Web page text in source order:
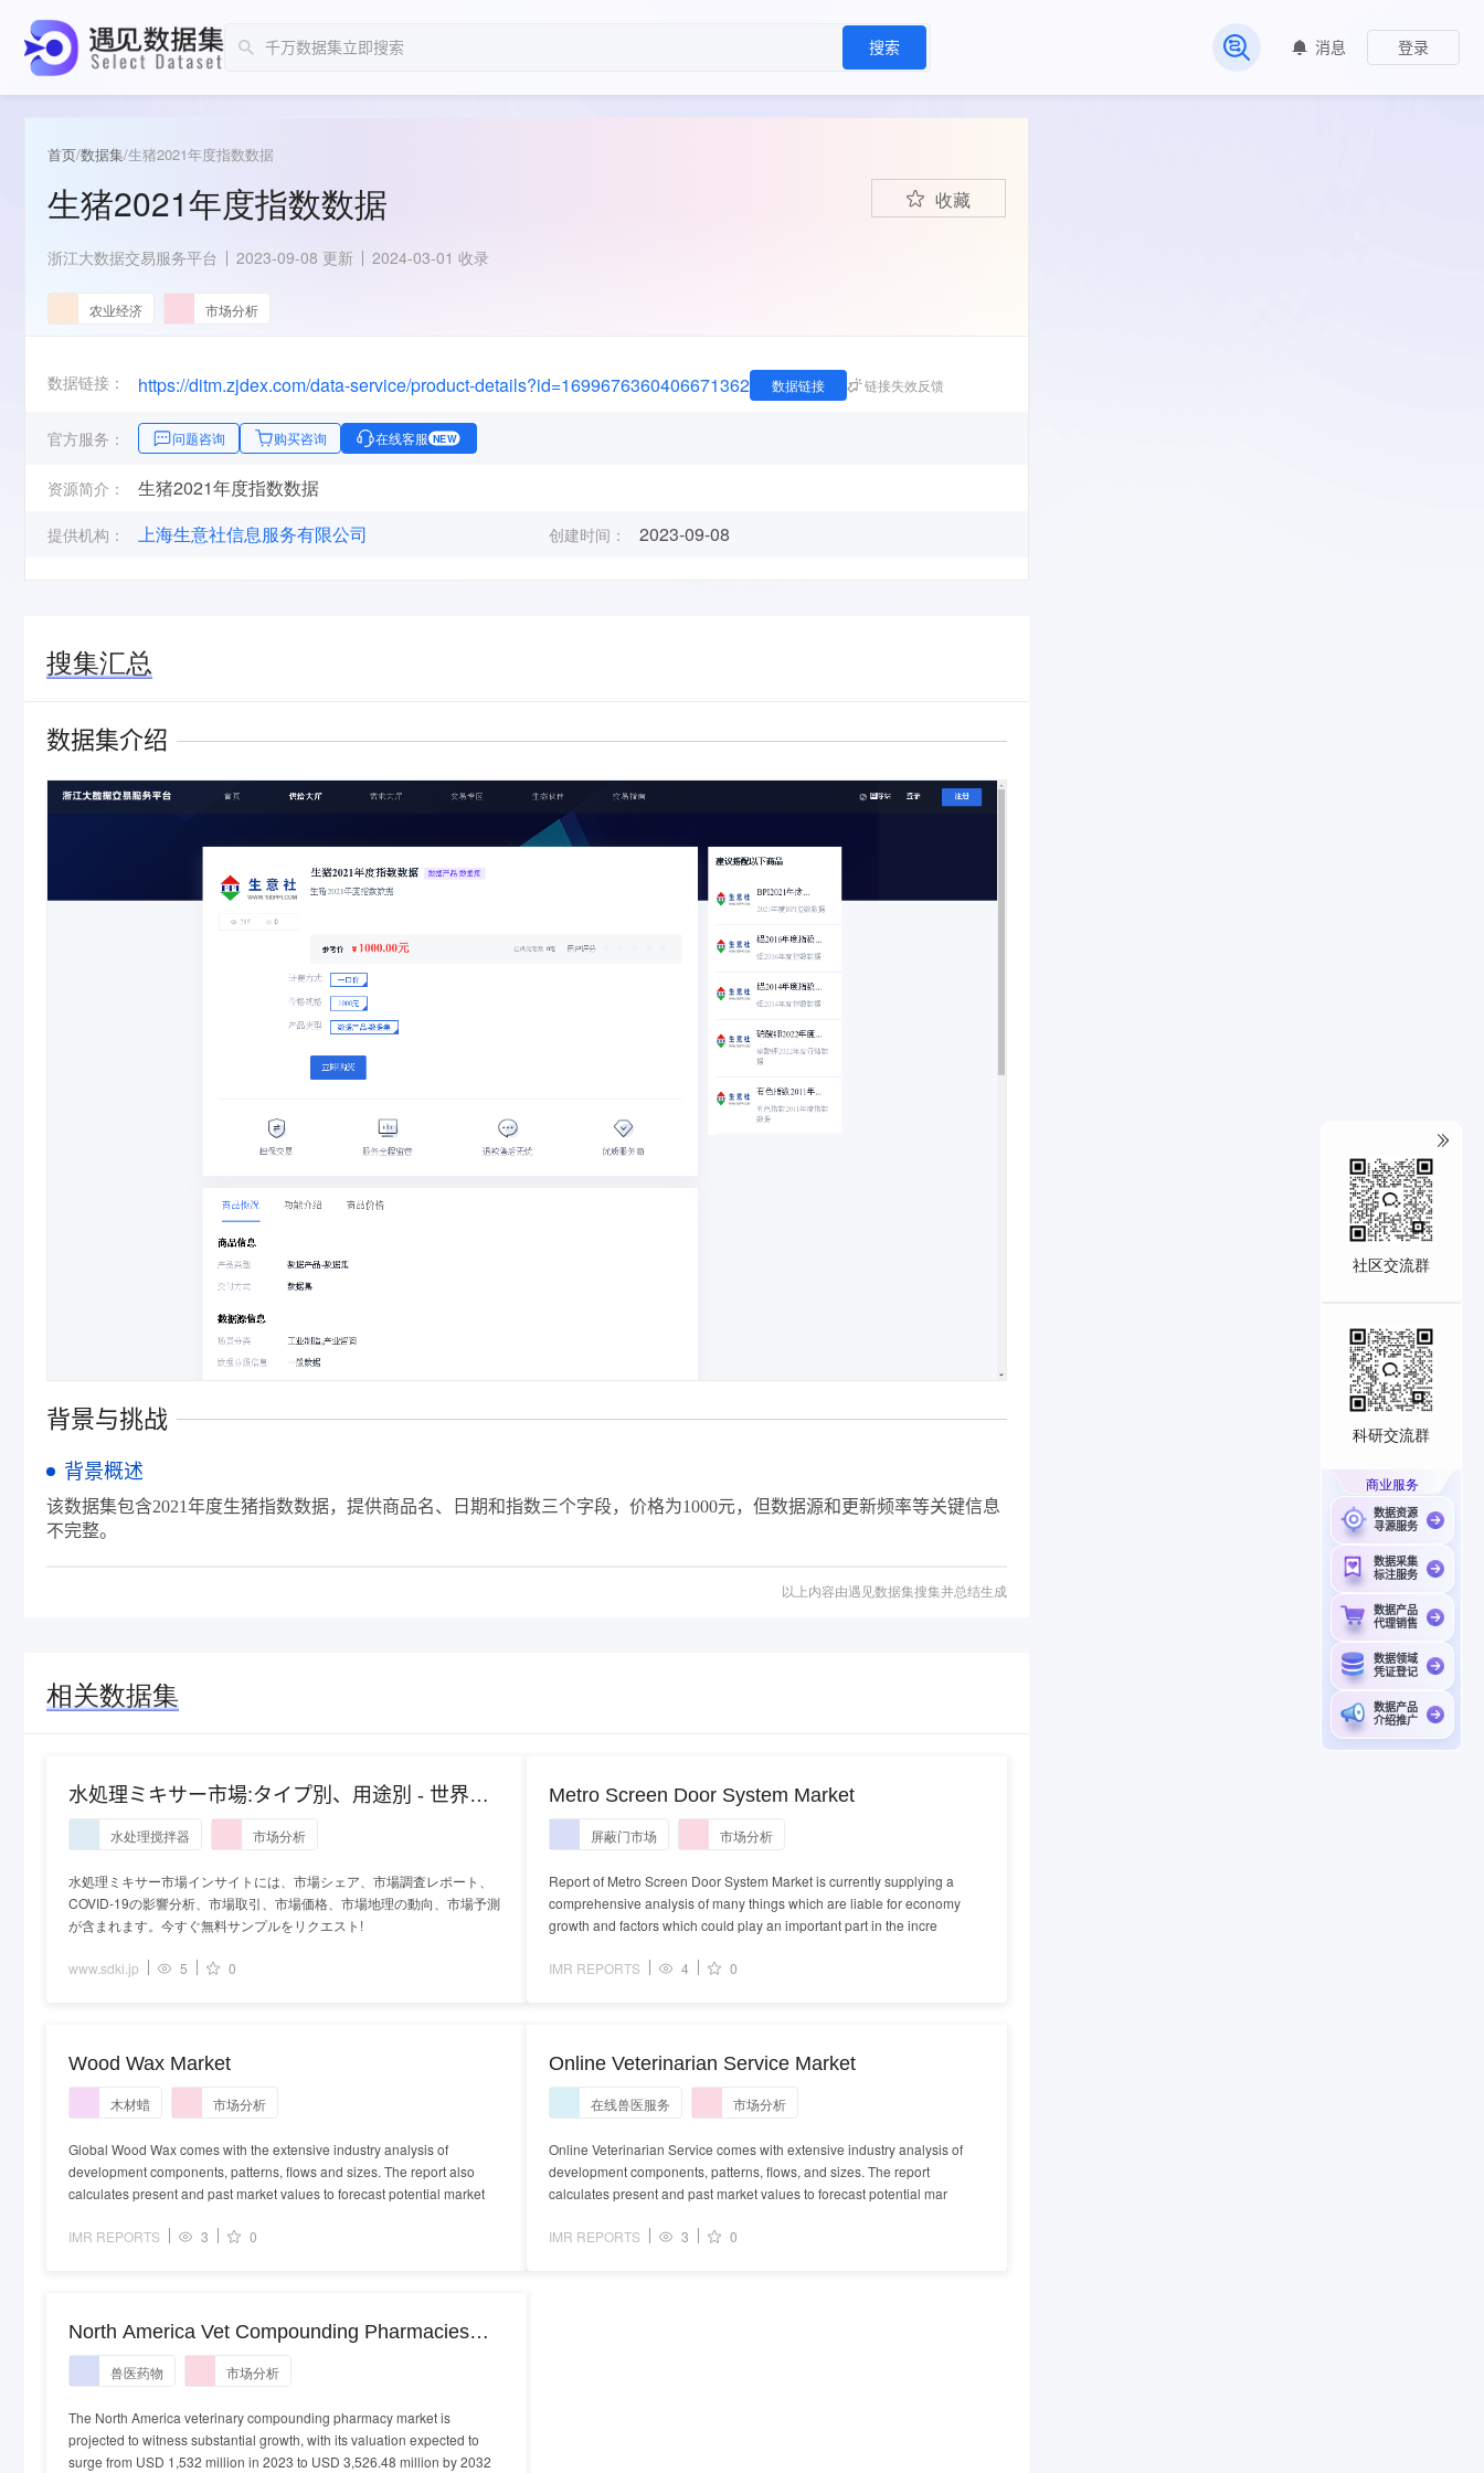
搜索
常见问题
消息 登录
首页/数据集/生猪2021年度指数数据
生猪2021年度指数数据 收藏
浙江大数据交易服务平台 2023-09-08 更新 2024-03-01 收录
农业经济 市场分析
数据链接： https://ditm.zjdex.com/data-service/product-details?id=1699676360406671362 数据链接 链接失效反馈
官方服务： 问题咨询 购买咨询 在线客服 NEW
资源简介： 生猪2021年度指数数据
提供机构： 上海生意社信息服务有限公司 创建时间： 2023-09-08
搜集汇总
数据集介绍
背景与挑战
背景概述
该数据集包含2021年度生猪指数数据，提供商品名、日期和指数三个字段，价格为1000元，但数据源和更新频率等关键信息
不完整。
以上内容由遇见数据集搜集并总结生成
相关数据集
水処理ミキサー市場:タイプ別、用途別 - 世界の
産業分析と2027年までの予測
水处理搅拌器 市场分析
水処理ミキサー市場インサイトには、市場シェア、市場調査レポート、
COVID-19の影響分析、市場取引、市場価格、市場地理の動向、市場予測
が含まれます。今すぐ無料サンプルをリクエスト!
www.sdki.jp 5 0
Wood Wax Market
木材蜡 市场分析
Global Wood Wax comes with the extensive industry analysis of
development components, patterns, flows and sizes. The report also
calculates present and past market values to forecast potential market
IMR REPORTS 3 0
North America Vet Compounding Pharmacies
Market - Demand, Size and Competitive Analysis
兽医药物 市场分析
The North America veterinary compounding pharmacy market is
projected to witness substantial growth, with its valuation expected to
surge from USD 1,532 million in 2023 to USD 3,526.48 million by 2032
Metro Screen Door System Market
屏蔽门市场 市场分析
Report of Metro Screen Door System Market is currently supplying a
comprehensive analysis of many things which are liable for economy
growth and factors which could play an important part in the incre
IMR REPORTS 4 0
Online Veterinarian Service Market
在线兽医服务 市场分析
Online Veterinarian Service comes with extensive industry analysis of
development components, patterns, flows, and sizes. The report
calculates present and past market values to forecast potential mar
IMR REPORTS 3 0
社区交流群
科研交流群
商业服务
数据资源
寻源服务
数据采集
标注服务
数据产品
代理销售
数据领域
凭证登记
数据产品
介绍推广